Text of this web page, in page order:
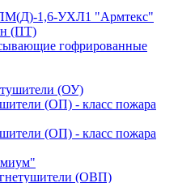
1,6-УХЛ1 "Армтекс"
(ПТ)
гофрированные
(ОУ)
(ОП) - класс пожара
(ОП) - класс пожара
(ОВП)